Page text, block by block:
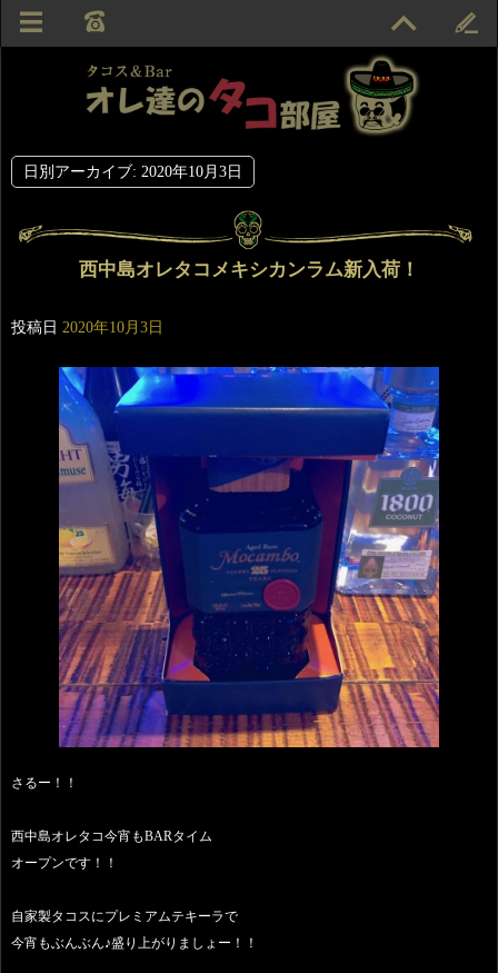
日別アーカイブ: 2020年10月3日
西中島オレタコメキシカンラム新入荷！
投稿日 2020年10月3日
さるー！！
西中島オレタコ今宵もBARタイム
オープンです！！
自家製タコスにプレミアムテキーラで
今宵もぶんぶん♪盛り上がりましょー！！